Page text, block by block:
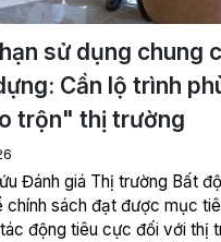
sử dụng chung
Cần lộ trình
trộn" thị trường
Đánh giá Thị trường Bất
chính sách đạt được mục
động tiêu cực đối với thị